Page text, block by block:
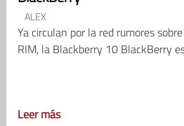
ALEX
Ya circulan por la red rumores
RIM, la Blackberry 10 BlackBerry
Leer más